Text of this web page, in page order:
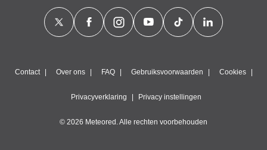
Contact Over ons FAQ Gebruiksvoorwaarden Cookies
Privacyverklaring Privacy instellingen
© 2026 Meteored. Alle rechten voorbehouden